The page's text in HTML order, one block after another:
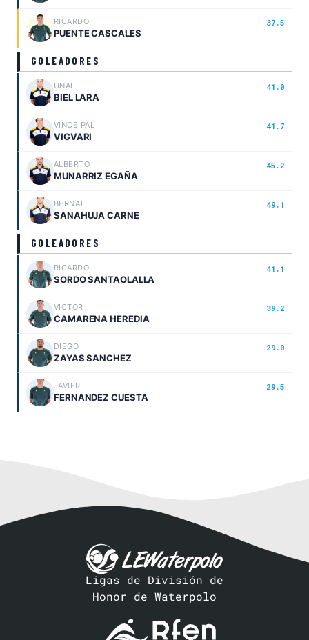
RICARDO 37.5
PUENTE CASCALES
GOLEADORES
UNAI 41.0
BIEL LARA
VINCE PAL 41.7
VIGVARI
ALBERTO 45.2
MUNARRIZ EGAÑA
BERNAT 49.1
SANAHUJA CARNE
GOLEADORES
RICARDO 41.1
SORDO SANTAOLALLA
VICTOR 39.2
CAMARENA HEREDIA
DIEGO 29.0
ZAYAS SANCHEZ
JAVIER 29.5
FERNANDEZ CUESTA
Ligas de División de
Honor de Waterpolo